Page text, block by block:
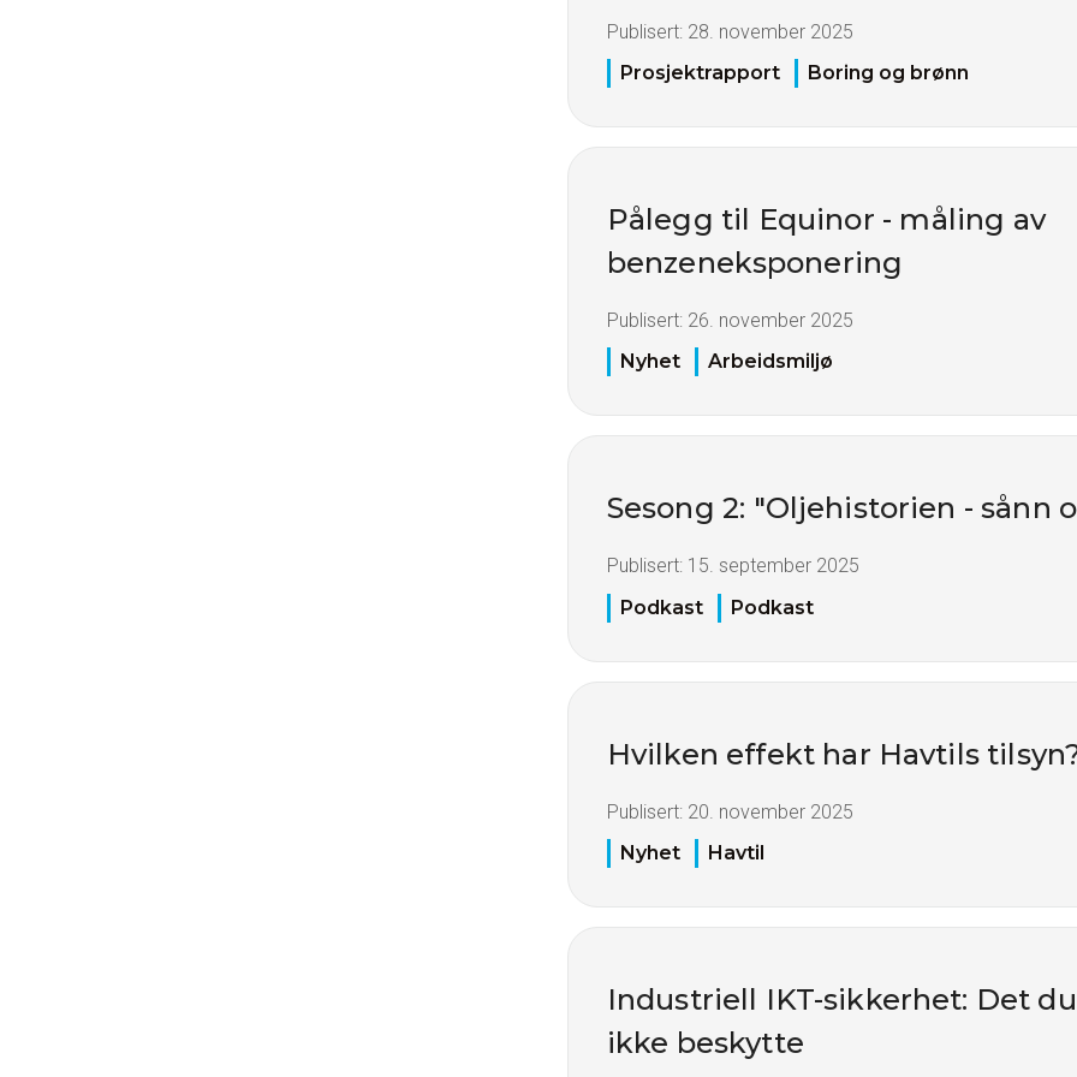
Publisert: 28. november 2025
Prosjektrapport
Boring og brønn
Pålegg til Equinor - måling av
benzeneksponering
Publisert: 26. november 2025
Nyhet
Arbeidsmiljø
Sesong 2: "Oljehistorien - sånn
Publisert: 15. september 2025
Podkast
Podkast
Hvilken effekt har Havtils
Publisert: 20. november 2025
Nyhet
Havtil
Industriell IKT-sikkerhet: Det
ikke beskytte